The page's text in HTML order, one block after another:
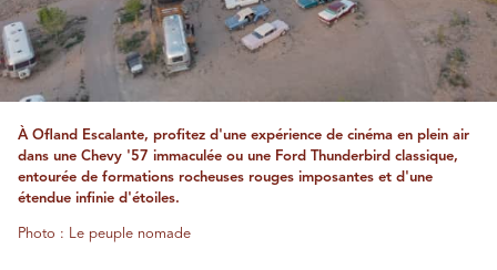
À Ofland Escalante, profitez d'une expérience de cinéma en plein air
dans une Chevy '57 immaculée ou une Ford Thunderbird classique,
entourée de formations rocheuses rouges imposantes et d'une
étendue infinie d'étoiles.
Photo : Le peuple nomade